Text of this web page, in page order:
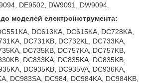
DE9502, DW9091, DW9094.
моделей електроінструмента:
DC613KA, DC615KA, DC728KA,
DC731KB, DC732KL, DC733KA,
DC735KB, DC757KA, DC757KB,
DC833KA, DC835KA, DC835KB,
DC935KB, DC935VA, DC936KA,
DC983SA, DC984, DC984KA, DC984KB,